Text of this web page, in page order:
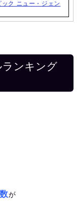
ク ニュー・ジェン
ンキング
が